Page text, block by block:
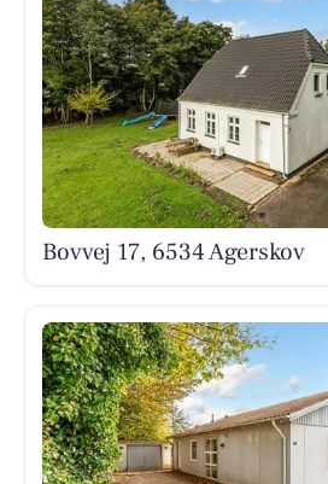
Bovvej 17, 6534 Agerskov